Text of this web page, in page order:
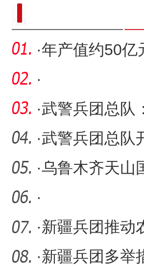
·年产值约50亿
验区十二师区
项
·
·武警兵团总队
话纯粹 廉政园
·武警兵团总队
基层建设纲要
·乌鲁木齐天山
航站区启用
·
·新疆兵团推动
机构“双认证”
·新疆兵团多举